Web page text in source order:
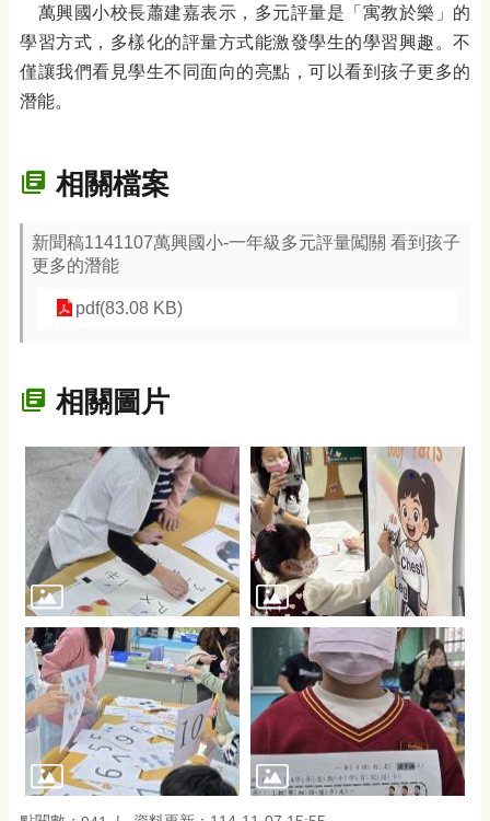
萬興國小校長蕭建嘉表示，多元評量是「寓教於樂」的
學習方式，多樣化的評量方式能激發學生的學習興趣。不
僅讓我們看見學生不同面向的亮點，可以看到孩子更多的
潛能。
相關檔案
新聞稿1141107萬興國小-一年級多元評量闖關 看到孩子
更多的潛能
pdf(83.08 KB)
相關圖片